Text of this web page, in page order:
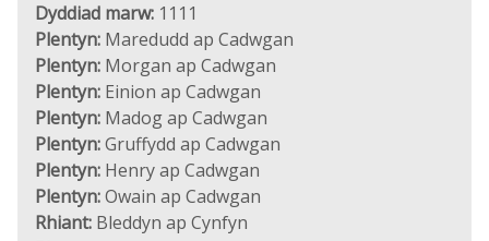
Dyddiad marw: 1111
Plentyn: Maredudd ap Cadwgan
Plentyn: Morgan ap Cadwgan
Plentyn: Einion ap Cadwgan
Plentyn: Madog ap Cadwgan
Plentyn:Gruffydd ap Cadwgan
Plentyn: Henry ap Cadwgan
Plentyn:Owain ap Cadwgan
Rhiant: Bleddyn ap Cynfyn